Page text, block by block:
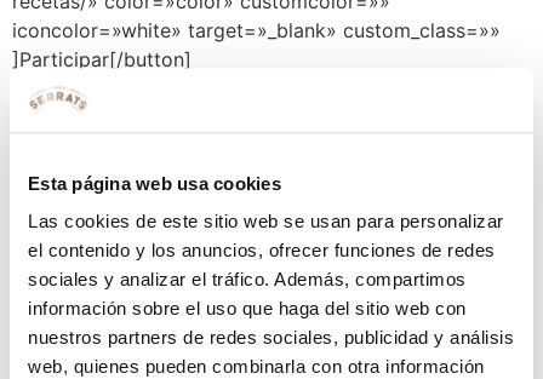
Esta página web usa cookies
Las cookies de este sitio web se usan para personalizar
el contenido y los anuncios, ofrecer funciones de redes
sociales y analizar el tráfico. Además, compartimos
información sobre el uso que haga del sitio web con
nuestros partners de redes sociales, publicidad y análisis
web, quienes pueden combinarla con otra información
iconcolor=»white» target=»_blank» custom_class=»»
]Participar[/button]
Etiquetado
Tu dirección de correo electrónico no será publicada.
Los campos obligatorios están marcados con
Comentario*